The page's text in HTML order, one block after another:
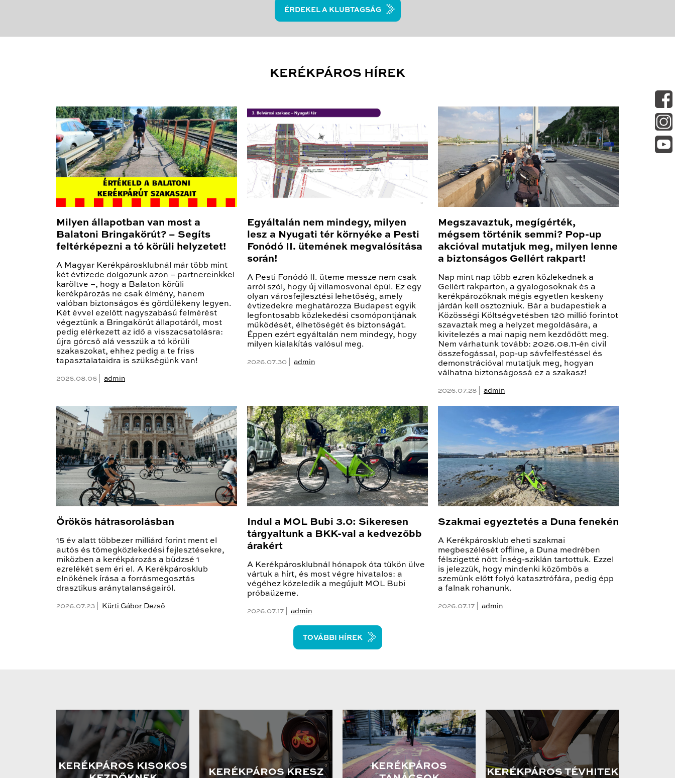
ÉRDEKEL A KLUBTAGSÁG
KERÉKPÁROS HÍREK
Milyen állapotban van most a
Balatoni Bringakörút? – Segíts
feltérképezni a tó körüli helyzetet!
A Magyar Kerékpárosklubnál már több mint
két évtizede dolgozunk azon – partnereinkkel
karöltve –, hogy a Balaton körüli
kerékpározás ne csak élmény, hanem
valóban biztonságos és gördülékeny legyen.
Két évvel ezelőtt nagyszabású felmérést
végeztünk a Bringakörút állapotáról, most
pedig elérkezett az idő a visszacsatolásra:
újra górcső alá vesszük a tó körüli
szakaszokat, ehhez pedig a te friss
tapasztalataidra is szükségünk van!
2026.08.06 | admin
Egyáltalán nem mindegy, milyen
lesz a Nyugati tér környéke a Pesti
Fonódó II. ütemének megvalósítása
során!
A Pesti Fonódó II. üteme messze nem csak
arról szól, hogy új villamosvonal épül. Ez egy
olyan városfejlesztési lehetőség, amely
évtizedekre meghatározza Budapest egyik
legfontosabb közlekedési csomópontjának
működését, élhetőségét és biztonságát.
Éppen ezért egyáltalán nem mindegy, hogy
milyen kialakítás valósul meg.
2026.07.30 | admin
Megszavaztuk, megígérték,
mégsem történik semmi? Pop-up
akcióval mutatjuk meg, milyen lenne
a biztonságos Gellért rakpart!
Nap mint nap több ezren közlekednek a
Gellért rakparton, a gyalogosoknak és a
kerékpározóknak mégis egyetlen keskeny
járdán kell osztozniuk. Bár a budapestiek a
Közösségi Költségvetésben 120 millió forintot
szavaztak meg a helyzet megoldására, a
kivitelezés a mai napig nem kezdődött meg.
Nem várhatunk tovább: 2026.08.11-én civil
összefogással, pop-up sávfelfestéssel és
demonstrációval mutatjuk meg, hogyan
válhatna biztonságossá ez a szakasz!
2026.07.28 | admin
Örökös hátrasorolásban
15 év alatt többezer milliárd forint ment el
autós és tömegközlekedési fejlesztésekre,
miközben a kerékpározás a büdzsé 1
ezrelékét sem éri el. A Kerékpárosklub
elnökének írása a forrásmegosztás
drasztikus aránytalanságairól.
2026.07.23 | Kürti Gábor Dezső
Indul a MOL Bubi 3.0: Sikeresen
tárgyaltunk a BKK-val a kedvezőbb
árakért
A Kerékpárosklubnál hónapok óta tűkön ülve
vártuk a hírt, és most végre hivatalos: a
végéhez közeledik a megújult MOL Bubi
próbaüzeme.
2026.07.17 | admin
Szakmai egyeztetés a Duna fenekén
A Kerékpárosklub eheti szakmai
megbeszélését offline, a Duna medrében
félszigetté nőtt Ínség-sziklán tartottuk. Ezzel
is jelezzük, hogy mindenki közömbös a
szemünk előtt folyó katasztrófára, pedig épp
a falnak rohanunk.
2026.07.17 | admin
TOVÁBBI HÍREK
KERÉKPÁROS KISOKOS
KERÉKPÁROS KRESZ
KERÉKPÁROS
KERÉKPÁROS TÉVHITEK